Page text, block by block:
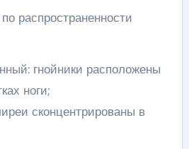
распространенности
гнойники расположены
ноги;
сконцентрированы в